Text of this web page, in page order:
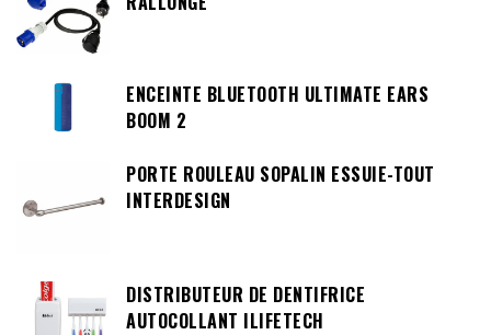
ENCEINTE BLUETOOTH ULTIMATE EARS
BOOM 2
PORTE ROULEAU SOPALIN ESSUIE-TOUT
INTERDESIGN
DISTRIBUTEUR DE DENTIFRICE
AUTOCOLLANT ILIFETECH